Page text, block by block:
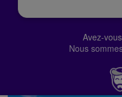
Avez-
Nous